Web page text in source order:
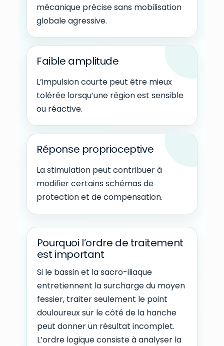
mécanique précise sans mobilisation
globale agressive.
Faible amplitude
L’impulsion courte peut être mieux
tolérée lorsqu’une région est sensible
ou réactive.
Réponse proprioceptive
La stimulation peut contribuer à
modifier certains schémas de
protection et de compensation.
Pourquoi l’ordre de traitement
est important
Si le bassin et la sacro-iliaque
entretiennent la surcharge du moyen
fessier, traiter seulement le point
douloureux sur le côté de la hanche
peut donner un résultat incomplet.
L’ordre logique consiste à analyser la